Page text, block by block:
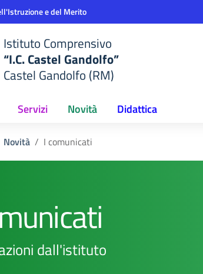
e del Merito
Istituto Comprensivo
“I.C. Castel Gandolfo”
Castel Gandolfo (RM)
Servizi Novità Didattica
Novità I comunicati
dall'istituto